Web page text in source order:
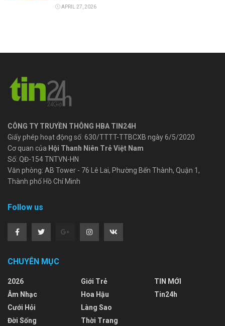
APRIL 27, 2026
CÔNG TY TRUYỀN THÔNG HBA TIN24H
Giấy phép hoạt động số: 630/TTTT-TTBCXB ngày 6/5/2020
Cơ quan của Hội Thanh Niên Trẻ Việt Nam
Số: QĐ-154 TNTVN-HN
Văn phòng: AB Tower - 76 Lê Lai, Phường Bến Thành, Quận 1,
Thành phố Hồ Chí Minh
Follow us
CHUYÊN MỤC
2026
Âm Nhạc
Cưới Hỏi
Đời Sống
Giới Trẻ
Hoa Hậu
Làng Sao
Thời Trang
TIN MỚI
Tin24h